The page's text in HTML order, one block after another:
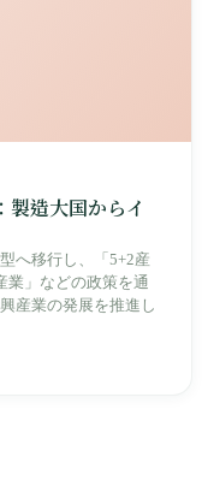
製造大国からイ
へ移行し、「5+2産
業」などの政策を通
産業の発展を推進し